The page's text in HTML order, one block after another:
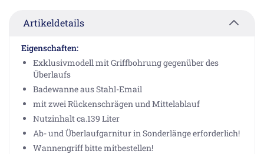
Artikeldetails
Eigenschaften:
Exklusivmodell mit Griffbohrung gegenüber des
Überlaufs
Badewanne aus Stahl-Email
mit zwei Rückenschrägen und Mittelablauf
Nutzinhalt ca.139 Liter
Ab- und Überlaufgarnitur in Sonderlänge erforderlich!
Wannengriff bitte mitbestellen!